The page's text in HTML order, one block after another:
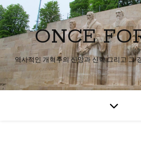
ONCE
역사적인 개혁주의 신앙과 신학 그리고 그